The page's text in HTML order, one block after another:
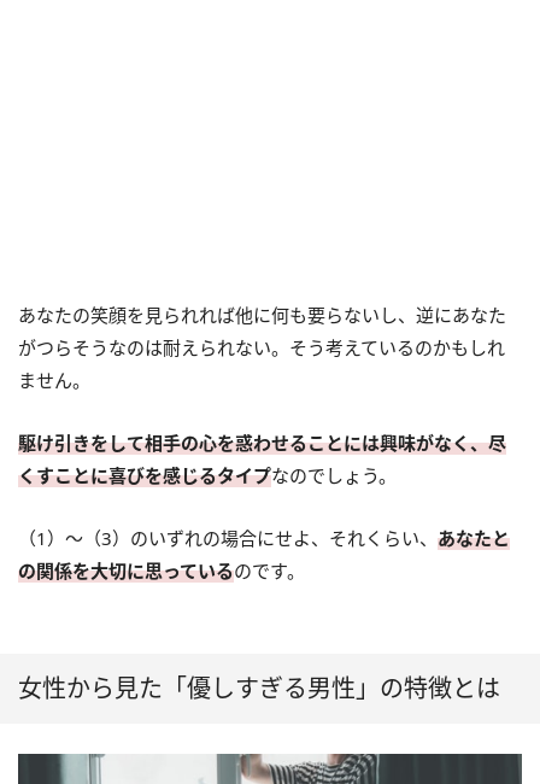
あなたの笑顔を見られれば他に何も要らないし、逆にあなた
がつらそうなのは耐えられない。そう考えているのかもしれ
ません。
駆け引きをして相手の心を惑わせることには興味がなく、尽
くすことに喜びを感じるタイプなのでしょう。
（1）～（3）のいずれの場合にせよ、それくらい、 あなたと
の関係を大切に思っているのです。
女性から見た「優しすぎる男性」の特徴とは